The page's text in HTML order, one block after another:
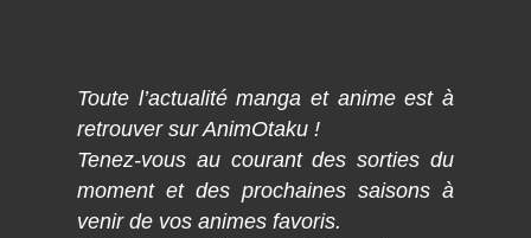
Toute l’actualité manga et anime est à
retrouver sur AnimOtaku !
Tenez-vous au courant des sorties du
moment et des prochaines saisons à
venir de vos animes favoris.